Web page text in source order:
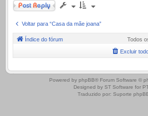
Responder
Voltar para “Casa da mãe joana”
Índice do fórum Todos
Excluir
.
Powered by phpBB® Forum Software ©
Designed by ST Software for
Traduzido por: Suporte